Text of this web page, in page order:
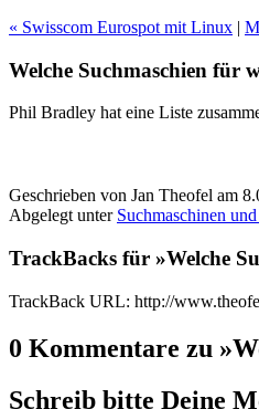
« Swisscom Eurospot mit Linux |
Welche Suchmaschien für
Phil Bradley hat eine Liste
Geschrieben von Jan Theofel am
Abgelegt unter Suchmaschinen
TrackBacks für »Welche
TrackBack URL: http://
0 Kommentare zu
Schreib bitte Deine